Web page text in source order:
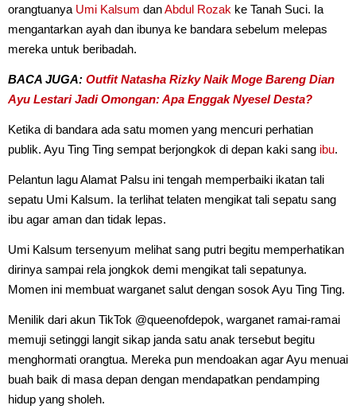
orangtuanya Umi Kalsum danAbdul Rozak ke Tanah Suci. Ia
mengantarkan ayah dan ibunya ke bandara sebelum melepas
mereka untuk beribadah.
BACA JUGA: Outfit Natasha Rizky Naik Moge Bareng Dian
Ayu Lestari Jadi Omongan: Apa Enggak Nyesel Desta?
Ketika di bandara ada satu momen yang mencuri perhatian
publik. Ayu Ting Ting sempat berjongkok di depan kaki sang ibu.
Pelantun lagu Alamat Palsu ini tengah memperbaiki ikatan tali
sepatu Umi Kalsum. Ia terlihat telaten mengikat tali sepatu sang
ibu agar aman dan tidak lepas.
Umi Kalsum tersenyum melihat sang putri begitu memperhatikan
dirinya sampai rela jongkok demi mengikat tali sepatunya.
Momen ini membuat warganet salut dengan sosok Ayu Ting Ting.
Menilik dari akun TikTok @queenofdepok, warganet ramai-ramai
memuji setinggi langit sikap janda satu anak tersebut begitu
menghormati orangtua. Mereka pun mendoakan agar Ayu menuai
buah baik di masa depan dengan mendapatkan pendamping
hidup yang sholeh.